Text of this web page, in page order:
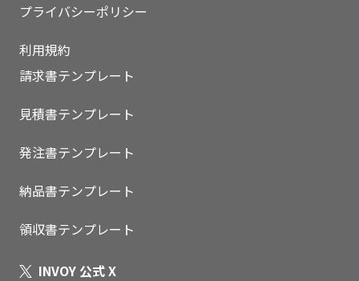
プライバシーポリシー
利用規約
請求書テンプレート
見積書テンプレート
発注書テンプレート
納品書テンプレート
領収書テンプレート
INVOY 公式 X